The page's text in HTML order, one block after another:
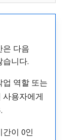
은 다음
습니다.
업 역할 또는
사용자에게
이 0인